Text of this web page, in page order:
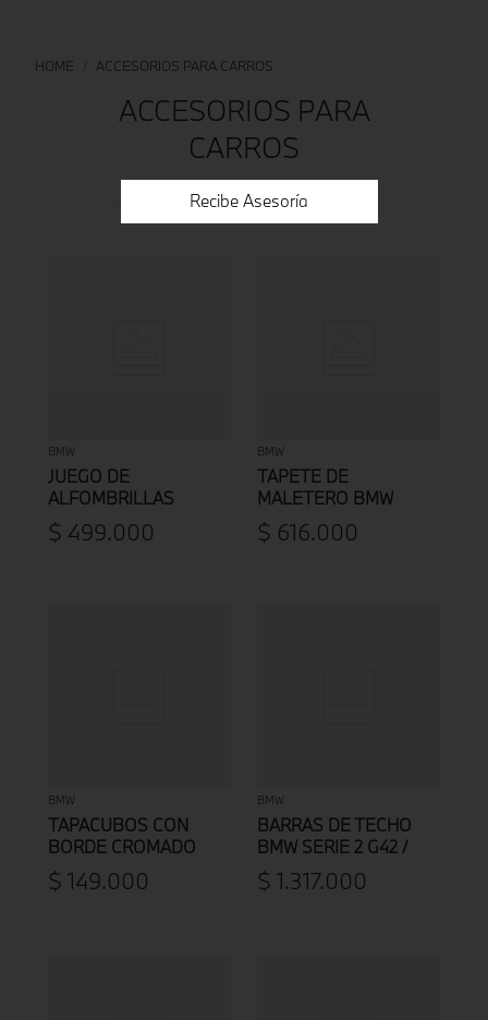
Recibe Asesoría
ACCESORIOS PARA CARROS
ACCESORIOS PARA
CARROS
BMW
JUEGO DE
ALFOMBRILLAS
VELOURS BMW SERIE
3
$ 499.000
BMW
TAPETE DE
MALETERO BMW
SERIE 1 F40 / F70
$ 616.000
BMW
TAPACUBOS CON
BORDE CROMADO
BMW
$ 149.000
BMW
BARRAS DE TECHO
BMW SERIE 2 G42 /
G87 M2
$ 1.317.000